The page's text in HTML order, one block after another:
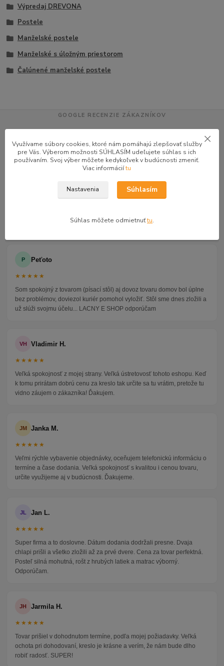
Výpredaj DREVONA
Postele
Manželské postele
Manželské s úložným priestorom
Čalúnené manželské postele
GOOGLE RECENZIE ZÁKAZNÍKOV
4.947 recenzií · Google
taktiež veľmi ochotný ďakujem
P Peťoto
★★★★★
Som spokojný z tovarom (písací stôl) aj dovoz tovaru domov bol úplne
bez problémov, doviezol kuriér pomohol vyložiť. Stôl sme dnes zložili a
už slúži svojmu účelu... LACNY E SHOP odporúčam
VH Vladimir H.
★★★★★
Veľká spokojnosť z mojej strany. Veľká ústretovosť tohoto eshopu. Keď
k tomu prirátam dobrú cenu za kreslo tak určite sa tu vrátim, pretože tu
vidno záujem o zákazníka! Ďakujem.
JM Janka M.
★★★★★
Veľmi rýchle vybavenie objednávky, oceňujem telefonickú informáciu o
termíne a čase dodania. Veľká spokojnosť s kvalitou i cenou tovaru,
určite využijeme aj v budúcnosti. Ďakujeme.
JL Jan L.
★★★★★
Super firma a to doslovne. Dátum dodania dodržali presne. Dvaja
chlapi prišli a všetko zložili až za prvé dvere. Cena za tovar perfektná.
Posteľ silná mohutná, rošt z hrubých latiek a matrac výborný.
Odporúčam.
JH Jarmila H.
★★★★★
Tovar prišiel v dohodnutom termíne, podľa mojej požiadavky. Veľká
ochota pri dohodovaní, kreslo je krásne a verím, že nám bude dlho
robiť radosť. SUPER!
Využívame súbory cookies, ktoré nám pomáhajú zlepšovať služby
pre Vás. Výberom možnosti SÚHLASÍM udeľujete súhlas s ich
používaním. Svoj výber môžete kedykoľvek v budúcnosti zmeniť.
Viac informáciítu
Nastavenia Súhlasím
Súhlas môžete odmietnuťtu.